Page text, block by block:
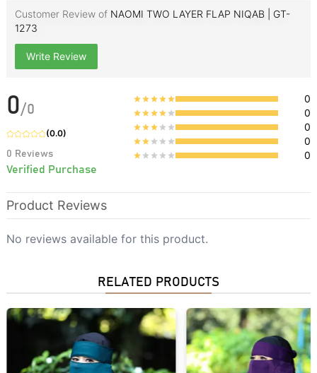
Customer Review of NAOMI TWO LAYER FLAP NIQAB | GT-
1273
Write Review
0/0
(0.0)
0 Reviews
Verified Purchase
0
0
0
0
0
Product Reviews
No reviews available for this product.
RELATED PRODUCTS